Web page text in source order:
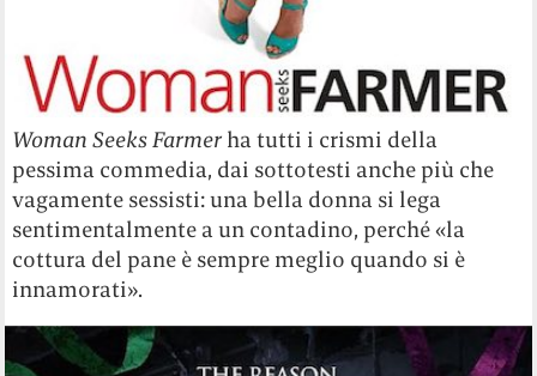
Woman Seeks Farmer ha tutti i crismi della
pessima commedia, dai sottotesti anche più che
vagamente sessisti: una bella donna si lega
sentimentalmente a un contadino, perché «la
cottura del pane è sempre meglio quando si è
innamorati».